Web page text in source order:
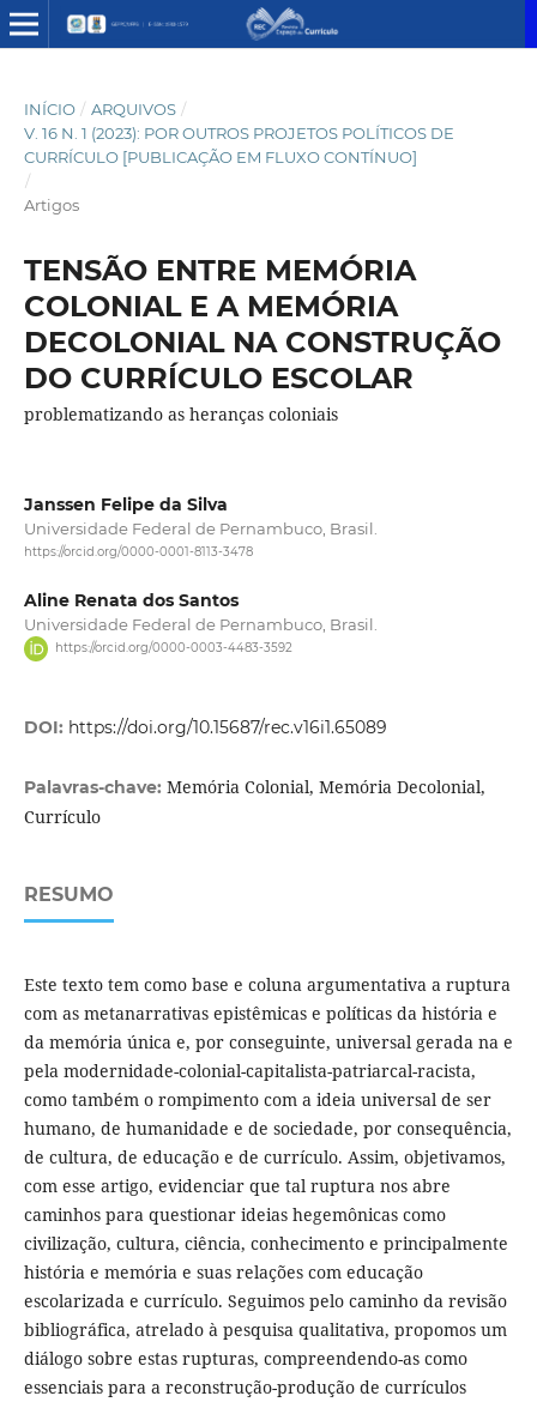
INÍCIO / ARQUIVOS /
V. 16 N. 1 (2023): POR OUTROS PROJETOS POLÍTICOS DE
CURRÍCULO [PUBLICAÇÃO EM FLUXO CONTÍNUO]
/
Artigos
TENSÃO ENTRE MEMÓRIA
COLONIAL E A MEMÓRIA
DECOLONIAL NA CONSTRUÇÃO
DO CURRÍCULO ESCOLAR
problematizando as heranças coloniais
Janssen Felipe da Silva
Universidade Federal de Pernambuco, Brasil.
https://orcid.org/0000-0001-8113-3478
Aline Renata dos Santos
Universidade Federal de Pernambuco, Brasil.
https://orcid.org/0000-0003-4483-3592
DOI: https://doi.org/10.15687/rec.v16i1.65089
Palavras-chave: Memória Colonial, Memória Decolonial,
Currículo
RESUMO
Este texto tem como base e coluna argumentativa a ruptura
com as metanarrativas epistêmicas e políticas da história e
da memória única e, por conseguinte, universal gerada na e
pela modernidade-colonial-capitalista-patriarcal-racista,
como também o rompimento com a ideia universal de ser
humano, de humanidade e de sociedade, por consequência,
de cultura, de educação e de currículo. Assim, objetivamos,
com esse artigo, evidenciar que tal ruptura nos abre
caminhos para questionar ideias hegemônicas como
civilização, cultura, ciência, conhecimento e principalmente
história e memória e suas relações com educação
escolarizada e currículo. Seguimos pelo caminho da revisão
bibliográfica, atrelado à pesquisa qualitativa, propomos um
diálogo sobre estas rupturas, compreendendo-as como
essenciais para a reconstrução-produção de currículos